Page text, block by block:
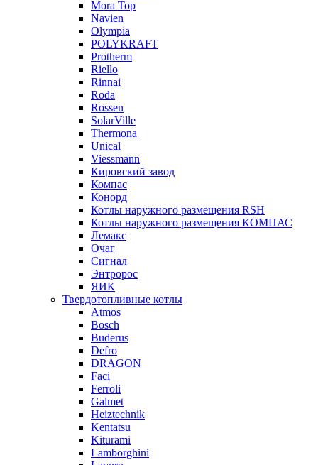
Mora Top
Navien
Olympia
POLYKRAFT
Protherm
Riello
Rinnai
Roda
Rossen
SolarVille
Thermona
Unical
Viessmann
Кировский завод
Компас
Конорд
Котлы наружного размещения RSH
Котлы наружного размещения КОМПАС
Лемакс
Очаг
Сигнал
Энтророс
ЯИК
Твердотопливные котлы
Atmos
Bosch
Buderus
Defro
DRAGON
Faci
Ferroli
Galmet
Heiztechnik
Kentatsu
Kiturami
Lamborghini